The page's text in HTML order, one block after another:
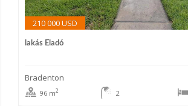
210 000 USD
lakás Eladó
Bradenton
96 m2 2